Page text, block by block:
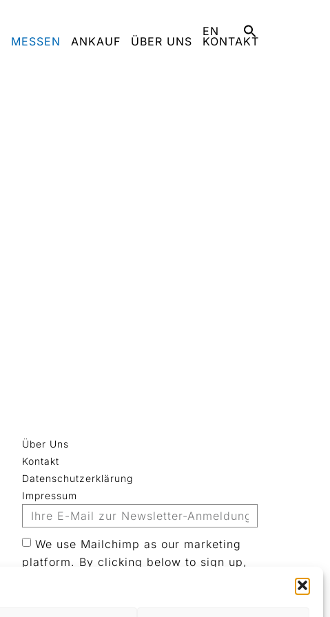
EN
MESSEN ANKAUF ÜBER UNS KONTAKT
Über Uns
Kontakt
Datenschutzerklärung
Impressum
We use Mailchimp as our marketing
platform. By clicking below to sign up,